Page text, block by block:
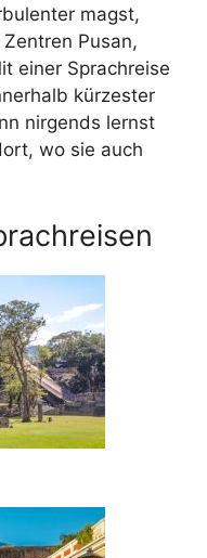
magst,
Pusan,
einer Sprachreise
kürzester
nirgends lernst
wo sie auch